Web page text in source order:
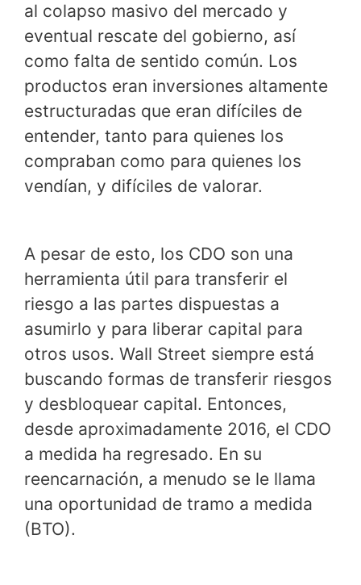
al colapso masivo del mercado y
eventual rescate del gobierno, así
como falta de sentido común. Los
productos eran inversiones altamente
estructuradas que eran difíciles de
entender, tanto para quienes los
compraban como para quienes los
vendían, y difíciles de valorar.
A pesar de esto, los CDO son una
herramienta útil para transferir el
riesgo a las partes dispuestas a
asumirlo y para liberar capital para
otros usos. Wall Street siempre está
buscando formas de transferir riesgos
y desbloquear capital. Entonces,
desde aproximadamente 2016, el CDO
a medida ha regresado. En su
reencarnación, a menudo se le llama
una oportunidad de tramo a medida
(BTO).